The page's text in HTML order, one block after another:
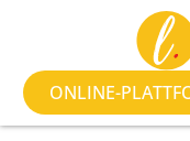
ONLINE-